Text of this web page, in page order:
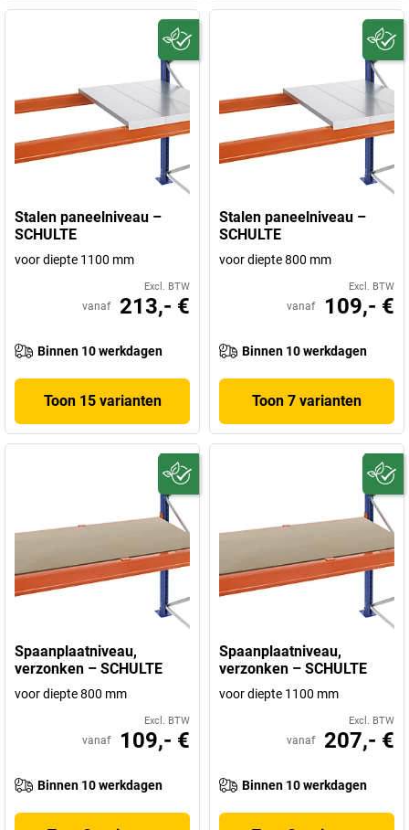
Stalen paneelniveau –
SCHULTE
voor diepte 1100 mm
Excl. BTW
vanaf 213,- €
Binnen 10 werkdagen
Toon 15 varianten
Stalen paneelniveau –
SCHULTE
voor diepte 800 mm
Excl. BTW
vanaf 109,- €
Binnen 10 werkdagen
Toon 7 varianten
Spaanplaatniveau,
verzonken – SCHULTE
voor diepte 800 mm
Excl. BTW
vanaf 109,- €
Binnen 10 werkdagen
Spaanplaatniveau,
verzonken – SCHULTE
voor diepte 1100 mm
Excl. BTW
vanaf 207,- €
Binnen 10 werkdagen